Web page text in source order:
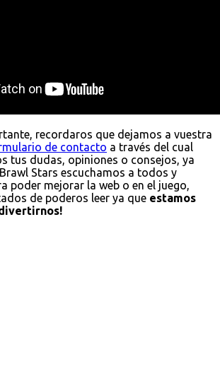
recordaros que dejamos a vuestra
de contacto a través del cual
tus dudas, opiniones o consejos, ya
Stars escuchamos a todos y
poder mejorar la web o en el juego,
de poderos leer ya que estamos